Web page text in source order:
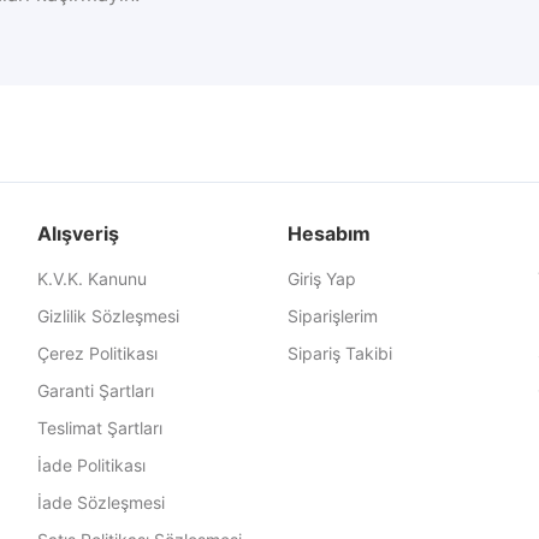
Alışveriş
K.V.K. Kanunu
Gizlilik Sözleşmesi
Çerez Politikası
Garanti Şartları
Teslimat Şartları
İade Politikası
İade Sözleşmesi
Hesabım
Giriş Yap
Siparişlerim
Sipariş Takibi